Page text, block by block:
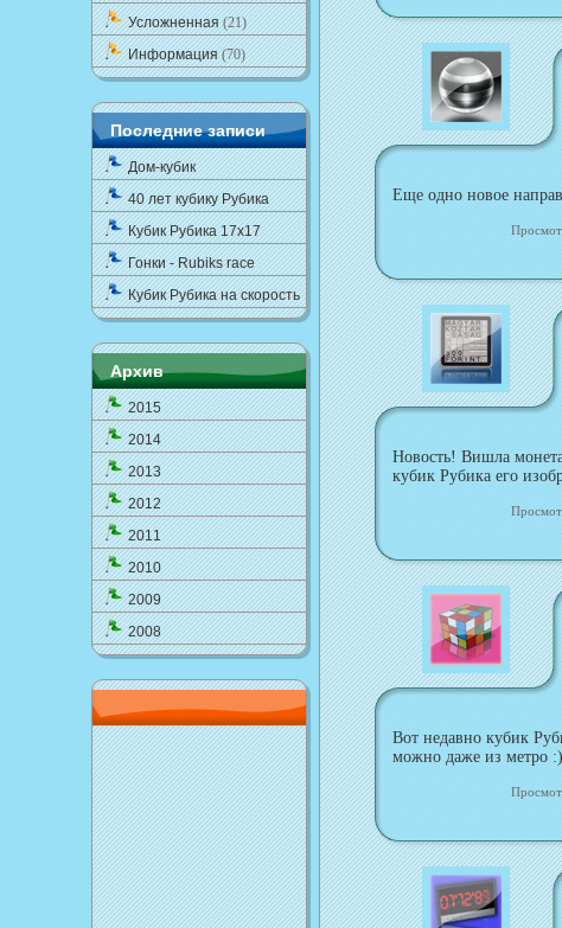
Усложненная(21)
Информация(70)
Последние записи
Дом-кубик
40 лет кубику Рубика
Кубик Рубика 17x17
Гонки - Rubiks race
Кубик Рубика на скорость
Архив
2015
2014
2013
2012
2011
2010
2009
2008
Еще одно новое
Новость! Вишла
кубик Рубика его
Вот недавно кубик
можно даже из метро :)